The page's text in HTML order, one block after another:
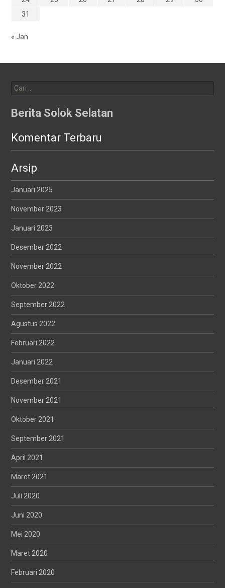
31
« Jan
untuk:
Berita Solok Selatan
Komentar Terbaru
Arsip
Januari 2025
November 2023
Januari 2023
Desember 2022
November 2022
Oktober 2022
September 2022
Agustus 2022
Februari 2022
Januari 2022
Desember 2021
November 2021
Oktober 2021
September 2021
April 2021
Maret 2021
Juli 2020
Juni 2020
Mei 2020
Maret 2020
Februari 2020